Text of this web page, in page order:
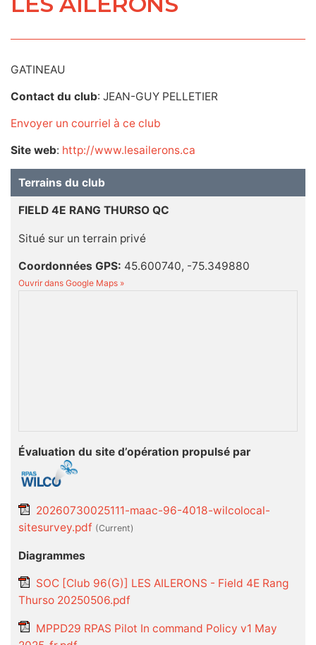
GATINEAU
Contact du club: JEAN-GUY PELLETIER
Envoyer un courriel à ce club
Site web: http://www.lesailerons.ca
Terrains du club
FIELD 4E RANG THURSO QC
Situé sur un terrain privé
Coordonnées GPS: 45.600740, -75.349880
Ouvrir dans Google Maps »
Évaluation du site d’opération propulsé par
20260730025111-maac-96-4018-wilcolocal-
sitesurvey.pdf (current)
Diagrammes
SOC [Club 96(G)] LES AILERONS - Field 4E Rang
Thurso 20250506.pdf
MPPD29 RPAS Pilot In command Policy v1 May